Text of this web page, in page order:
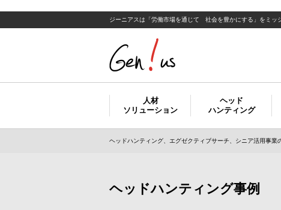
ジーニアスは「労働市場を通じて 社会を豊かにする」をミッ
人材
ソリューション
ヘッド
ハンティング
ヘッドハンティング、エグゼクティブサーチ、シニア活用事業
ヘッドハンティング事例